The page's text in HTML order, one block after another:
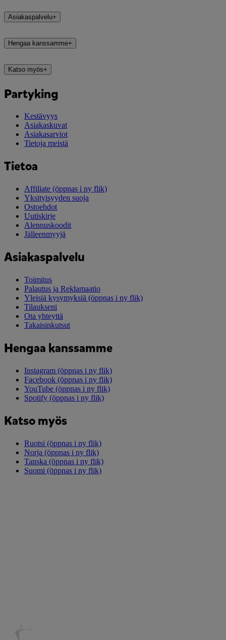
Asiakaspalvelu+
Hengaa kanssamme+
Katso myös+
Partyking
Kestävyys
Asiakaskuvat
Asiakasarviot
Tietoja meistä
Tietoa
Affiliate (öppnas i ny flik)
Yksityisyyden suoja
Ostoehdot
Uutiskirje
Alennuskoodit
Jälleenmyyjä
Asiakaspalvelu
Toimitus
Palautus ja Reklamaatio
Yleisiä kysymyksiä (öppnas i ny flik)
Tilaukseni
Ota yhteyttä
Takaisinkutsut
Hengaa kanssamme
Instagram (öppnas i ny flik)
Facebook (öppnas i ny flik)
YouTube (öppnas i ny flik)
Spotify (öppnas i ny flik)
Katso myös
Ruotsi (öppnas i ny flik)
Norja (öppnas i ny flik)
Tanska (öppnas i ny flik)
Suomi (öppnas i ny flik)